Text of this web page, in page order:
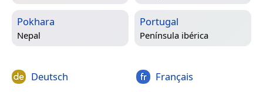
Pokhara
Nepal
Portugal
Península ibérica
Deutsch
Français